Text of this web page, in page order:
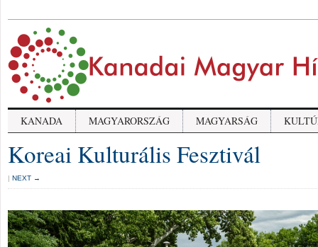
KANADA MAGYARORSZÁG MAGYARSÁG
Koreai Kulturális Fesztivál
| NEXT →